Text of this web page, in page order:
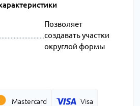
Позволяет
создавать участки
округлой формы
Mastercard Visa